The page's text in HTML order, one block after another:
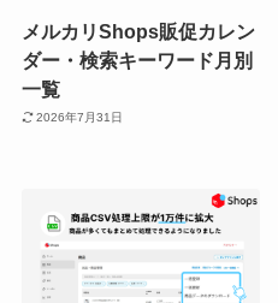
メルカリShops販促カレン
ダー・検索キーワード月別
一覧
2026年7月31日